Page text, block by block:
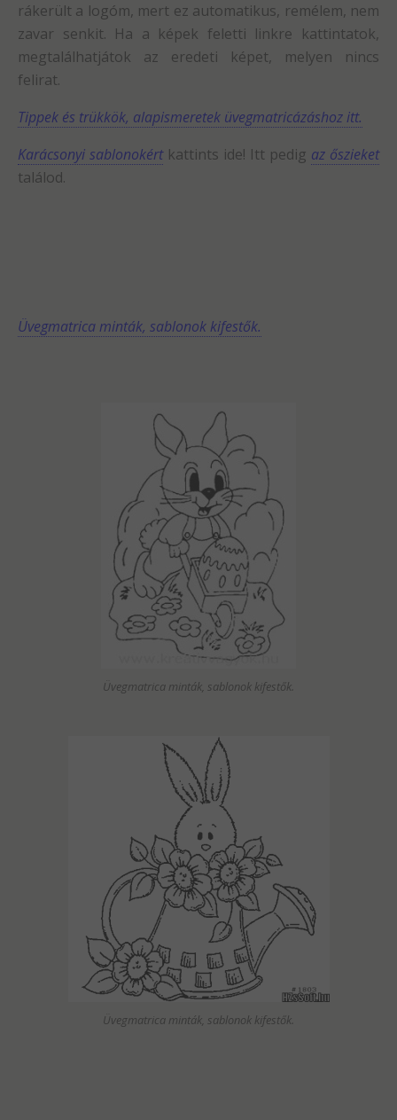
rákerült a logóm, mert ez automatikus, remélem, nem
zavar senkit. Ha a képek feletti linkre kattintatok,
megtalálhatjátok az eredeti képet, melyen nincs
felirat.
Tippek és trükkök, alapismeretek üvegmatricázáshoz itt.
Karácsonyi sablonokért kattints ide! Itt pedig az őszieket
találod.
Üvegmatrica minták, sablonok kifestők.
Üvegmatrica minták, sablonok kifestők.
Üvegmatrica minták, sablonok kifestők.